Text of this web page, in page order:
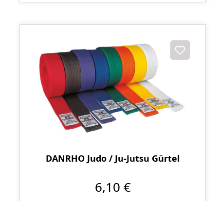
DANRHO Judo / Ju-Jutsu Gürtel
6,10 €